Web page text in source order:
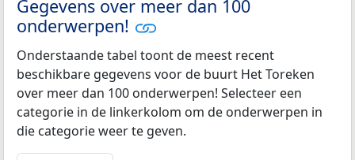
Gegevens over meer dan 100
onderwerpen!
Onderstaande tabel toont de meest recent
beschikbare gegevens voor de buurt Het Toreken
over meer dan 100 onderwerpen! Selecteer een
categorie in de linkerkolom om de onderwerpen in
die categorie weer te geven.